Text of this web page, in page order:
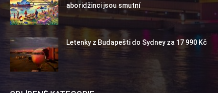
aboridžinci jsou smutní
Letenky z Budapešti do Sydney za 17 990 Kč